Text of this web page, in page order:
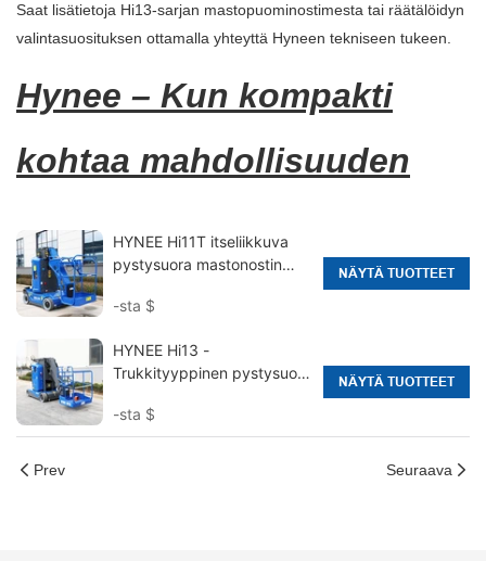
Saat lisätietoja Hi13-sarjan mastopuominostimesta tai räätälöidyn
valintasuosituksen ottamalla yhteyttä Hyneen tekniseen tukeen.
Hynee – Kun kompakti
kohtaa mahdollisuuden
HYNEE Hi11T itseliikkuva
pystysuora mastonostin
-sta $
NÄYTÄ TUOTTEET
HYNEE Hi13 -
Trukkityyppinen pystysuora
työkorkeus on 12,65 m
-sta $
NÄYTÄ TUOTTEET
Prev Seuraava